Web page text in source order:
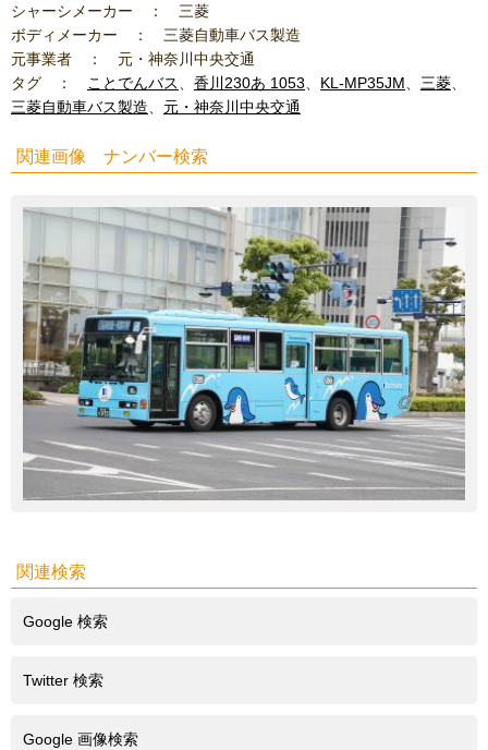
シャーシメーカー ： 三菱
ボディメーカー ： 三菱自動車バス製造
元事業者 ： 元・神奈川中央交通
タグ ：
ことでんバス 香川230あ 1053 KL-MP35JM 三菱
三菱自動車バス製造
元・神奈川中央交通
関連画像 ナンバー検索
関連検索
Google 検索
Twitter 検索
Google 画像検索